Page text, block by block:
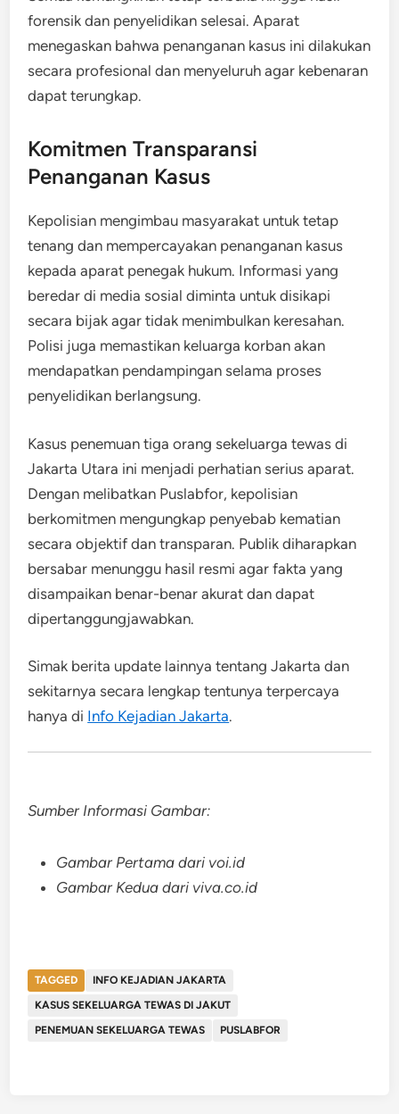
forensik dan penyelidikan selesai. Aparat
menegaskan bahwa penanganan kasus ini dilakukan
secara profesional dan menyeluruh agar kebenaran
dapat terungkap.
Komitmen Transparansi
Penanganan Kasus
Kepolisian mengimbau masyarakat untuk tetap
tenang dan mempercayakan penanganan kasus
kepada aparat penegak hukum. Informasi yang
beredar di media sosial diminta untuk disikapi
secara bijak agar tidak menimbulkan keresahan.
Polisi juga memastikan keluarga korban akan
mendapatkan pendampingan selama proses
penyelidikan berlangsung.
Kasus penemuan tiga orang sekeluarga tewas di
Jakarta Utara ini menjadi perhatian serius aparat.
Dengan melibatkan Puslabfor, kepolisian
berkomitmen mengungkap penyebab kematian
secara objektif dan transparan. Publik diharapkan
bersabar menunggu hasil resmi agar fakta yang
disampaikan benar-benar akurat dan dapat
dipertanggungjawabkan.
Simak berita update lainnya tentang Jakarta dan
sekitarnya secara lengkap tentunya terpercaya
hanya di Info Kejadian Jakarta.
Sumber Informasi Gambar:
Gambar Pertama dari voi.id
Gambar Kedua dari viva.co.id
TAGGED
INFO KEJADIAN JAKARTA
KASUS SEKELUARGA TEWAS DI JAKUT
PENEMUAN SEKELUARGA TEWAS
PUSLABFOR